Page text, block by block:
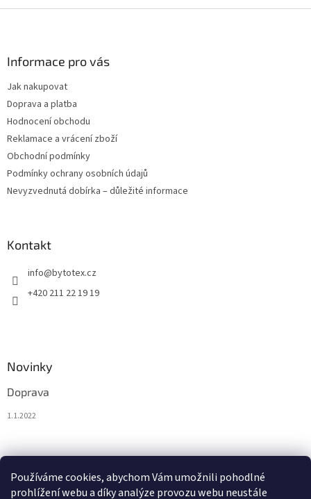
Používáme cookies, abychom Vám umožnili pohodlné
prohlížení webu a díky analýze provozu webu neustále
Informace pro vás
Jak nakupovat
Doprava a platba
Hodnocení obchodu
Reklamace a vrácení zboží
Obchodní podmínky
Podmínky ochrany osobních údajů
Nevyzvednutá dobírka – důležité informace
Kontakt
info@bytotex.cz
+420 211 22 19 19
Novinky
Doprava
1.1.2022
0KS /0 KČ